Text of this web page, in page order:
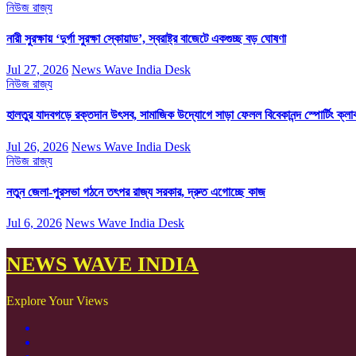
নিউজ রাজ্য
নারী সুরক্ষায় ‘দুর্গা সুরক্ষা স্কোয়াড’, স্বরাষ্ট্র বাজেটে একগুচ্ছ বড় ঘোষণা
Jul 27, 2026 News Wave India Desk
নিউজ রাজ্য
হালতুর যাদবগড়ে রক্তদান উৎসব, সামাজিক উদ্যোগে সাড়া ফেলল বিবেকানন্দ স্পোর্টিং
Jul 26, 2026 News Wave India Desk
নিউজ রাজ্য
নতুন জেলা-পুরসভা গঠনে তৎপর রাজ্য সরকার, দ্রুত এগোচ্ছে কাজ
Jul 6, 2026 News Wave India Desk
NEWS WAVE INDIA
Explore Your Views